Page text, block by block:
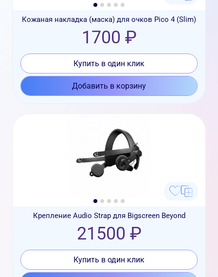
Кожаная накладка (маска) для очков Pico 4 (Slim)
1700 ₽
Купить в один клик
Добавить в корзину
Крепление Audio Strap для Bigscreen Beyond
21500 ₽
Купить в один клик